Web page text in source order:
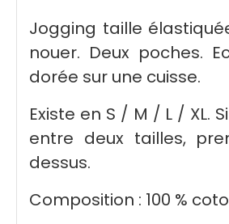
Jogging taille
nouer. Deux poches.
dorée sur une cuisse.
Existe en S / M / L / XL.
entre deux tailles,
dessus.
Composition : 100 %